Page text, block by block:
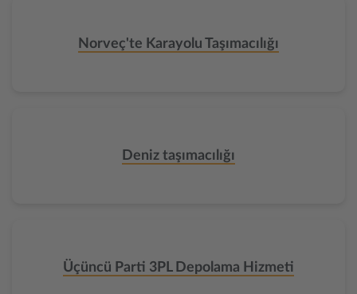
Norveç'te Karayolu Taşımacılığı
Deniz taşımacılığı
Üçüncü Parti 3PL Depolama Hizmeti